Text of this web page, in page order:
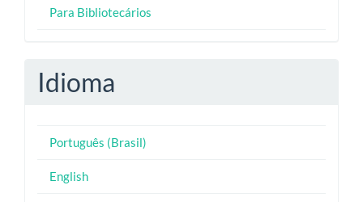
Para Bibliotecários
Idioma
Português (Brasil)
English